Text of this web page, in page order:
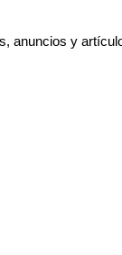
anuncios y